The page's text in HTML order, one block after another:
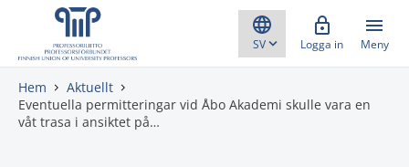
Gå direkt till innehåll
Logga in Meny
Hem
Aktuellt
Eventuella permitteringar vid Åbo Akademi skulle vara en
våt trasa i ansiktet på…